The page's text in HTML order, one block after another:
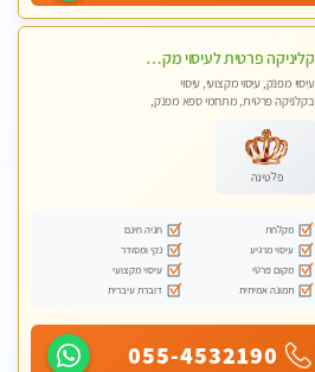
קליניקה פרטית לעיסוי מקצועי ואלטרנטיבי ברמה גבוהה VIP תתקשר ..... highly recommended..new in the city
עיסוי מפנק, עיסוי מקצועי, עיסוי
בקלניקה פרטית, מתחמי ספא מפנק,
טנטרה, עיסוי מגבר לגבר, עיסוי מגבר
לאישה
פלטינה
מקלחת
חניה חינם
עיסוי מרגיע
נקי ומסודר
מקום פרטי
עיסוי מקצועי
תמונה אמיתית
דוברת עיברית
055-4532190